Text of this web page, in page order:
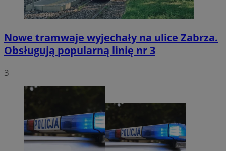
Nowe tramwaje wyjechały na ulice Zabrza.
Obsługują popularną linię nr 3
3